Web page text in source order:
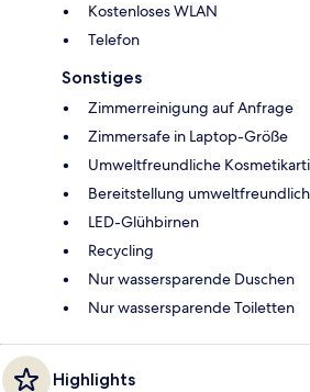
Kostenloses WLAN
Telefon
Sonstiges
Zimmerreinigung auf Anfrage
Zimmersafe in Laptop-Größe
Umweltfreundliche
Bereitstellung
LED-Glühbirnen
Recycling
Nur wassersparende Duschen
Nur wassersparende Toiletten
Highlights